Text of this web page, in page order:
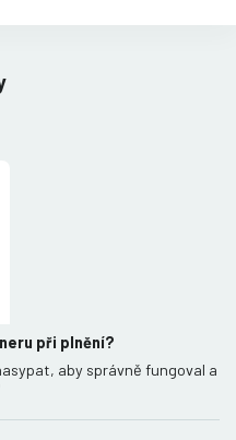
při plnění?
aby správně fungoval a